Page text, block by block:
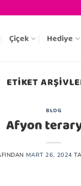
Çiçek Hediye
ETIKET
BLOG
Afyon
MART 26, 2024